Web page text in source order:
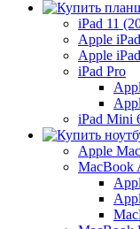
iPad 11
Apple
Apple
iPad Pro
iPad Mini
Apple
MacBook